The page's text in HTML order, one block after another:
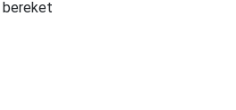
bereket